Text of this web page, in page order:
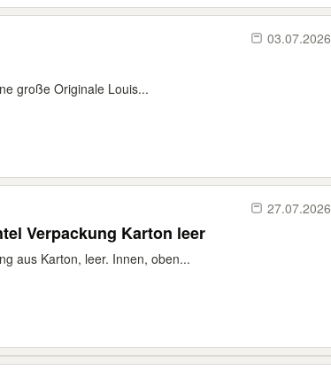
03.07.2026
große Originale Louis...
27.07.2026
Verpackung Karton leer
aus Karton, leer. Innen, oben...